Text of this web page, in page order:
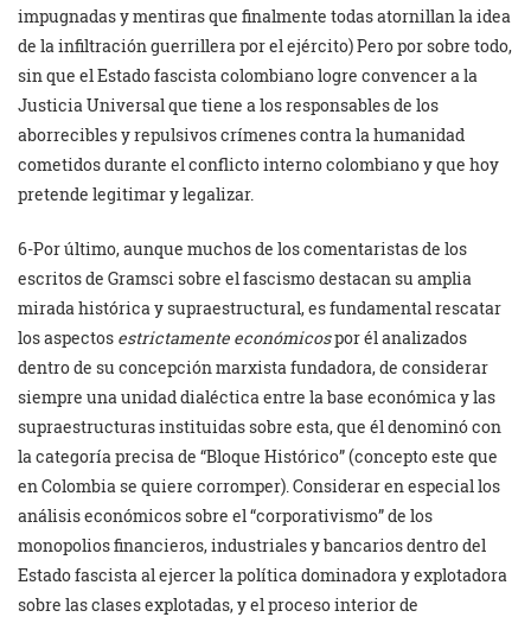
impugnadas y mentiras que finalmente todas atornillan la idea
de la infiltración guerrillera por el ejército) Pero por sobre todo,
sin que el Estado fascista colombiano logre convencer a la
Justicia Universal que tiene a los responsables de los
aborrecibles y repulsivos crímenes contra la humanidad
cometidos durante el conflicto interno colombiano y que hoy
pretende legitimar y legalizar.
6-Por último, aunque muchos de los comentaristas de los
escritos de Gramsci sobre el fascismo destacan su amplia
mirada histórica y supraestructural, es fundamental rescatar
los aspectos estrictamente económicospor él analizados
dentro de su concepción marxista fundadora, de considerar
siempre una unidad dialéctica entre la base económica y las
supraestructuras instituidas sobre esta, que él denominó con
la categoría precisa de “Bloque Histórico” (concepto este que
en Colombia se quiere corromper). Considerar en especial los
análisis económicos sobre el “corporativismo” de los
monopolios financieros, industriales y bancarios dentro del
Estado fascista al ejercer la política dominadora y explotadora
sobre las clases explotadas, y el proceso interior de